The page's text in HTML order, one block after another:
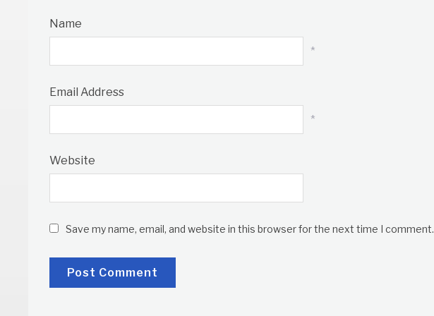
Name
*
Email Address
*
Website
Save my name, email, and website in this browser for the next time I comment.